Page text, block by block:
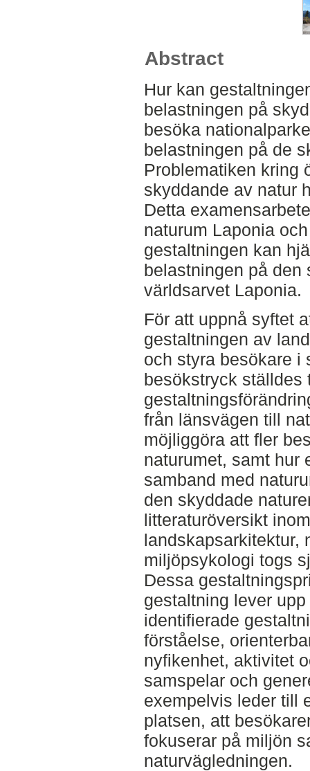
Abstract
Hur kan
belastningen på
besöka
belastningen på de
Problematiken kring
skyddande av natur
Detta
naturum Laponia
gestaltningen kan
belastningen på den
världsarvet Laponia.
För att uppnå syftet
gestaltningen av
och styra besökare i
besökstryck ställdes
från länsvägen till
möjliggöra att fler
naturumet, samt hur
samband med
den skyddade
litteraturöversikt
landskapsarkitektur,
miljöpsykologi togs
Dessa
gestaltning lever
identifierade
förståelse,
nyfikenhet, aktivitet
samspelar och
exempelvis leder till
platsen, att
fokuserar på miljön
naturvägledningen.